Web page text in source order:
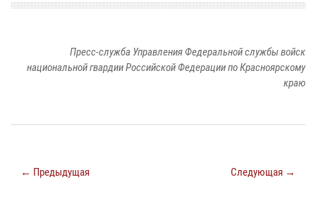
Пресс-служба Управления Федеральной службы войск
национальной гвардии Российской Федерации по Красноярскому
краю
← Предыдущая Следующая →